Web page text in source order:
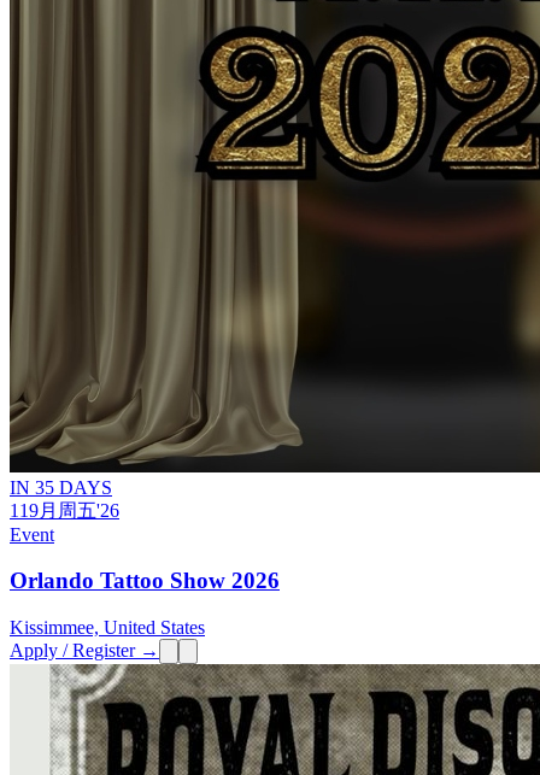
IN 35 DAYS
119月 周五'26
Event
Orlando Tattoo Show 2026
Kissimmee, United States
Apply / Register →